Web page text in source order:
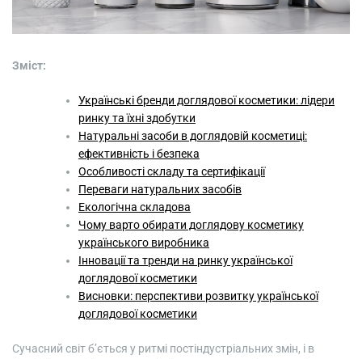
Зміст:
Українські бренди доглядової косметики: лідери
ринку та їхні здобутки
Натуральні засоби в доглядовій косметиці:
ефективність і безпека
Особливості складу та сертифікації
Переваги натуральних засобів
Екологічна складова
Чому варто обирати доглядову косметику
українського виробника
Інновації та тренди на ринку української
доглядової косметики
Висновки: перспективи розвитку української
доглядової косметики
Сучасний світ б’ється у ритмі постіндустріальних змін, і в